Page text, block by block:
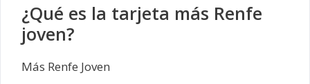
¿Qué es la tarjeta más Renfe
joven?
Más Renfe Joven